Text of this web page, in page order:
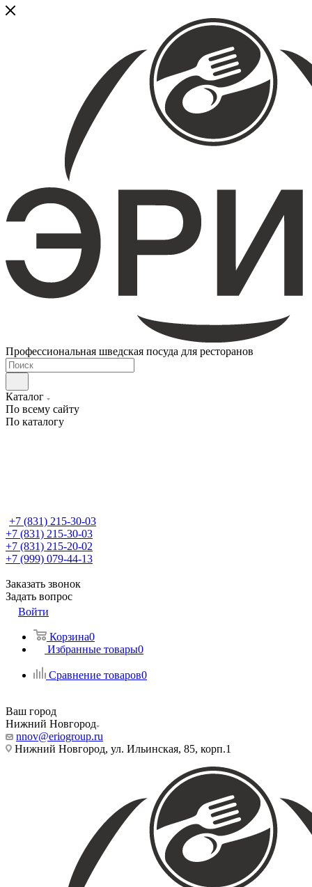
Профессиональная шведская посуда для ресторанов
Каталог
По всему сайту
По каталогу
+7 (831) 215-30-03
+7 (831) 215-30-03
+7 (831) 215-20-02
+7 (999) 079-44-13
Заказать звонок
Задать вопрос
Войти
Корзина0
Избранные товары0
Сравнение товаров0
Ваш город
Нижний Новгород
nnov@eriogroup.ru
Нижний Новгород, ул. Ильинская, 85, корп.1